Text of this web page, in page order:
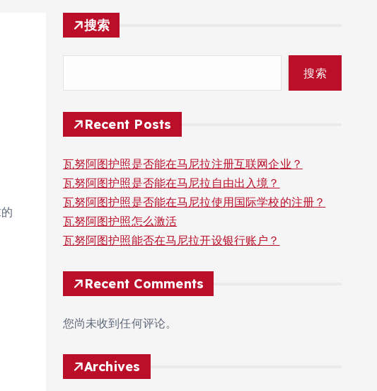
搜索
搜索
Recent Posts
瓦努阿图护照是否能在马尼拉注册互联网企业？
瓦努阿图护照是否能在马尼拉自由出入境？
瓦努阿图护照是否能在马尼拉使用国际学校的注册？
瓦努阿图护照怎么激活
瓦努阿图护照能否在马尼拉开设银行账户？
Recent Comments
您尚未收到任何评论。
Archives